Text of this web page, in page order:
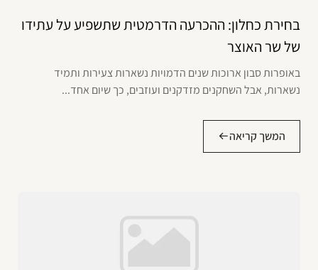
בחירת כחלון: ההכרעה הדרמטית שתשפיע על עתידו
של שר האוצר
באופרות סבון ארוכות שנים הדמויות נשארות צעירות ותמיד
נשארות, אבל השחקנים מזדקנים ועוזבים, כך שיום אחד...
המשך קריאה